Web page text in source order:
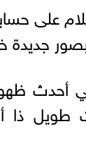
على
جديدة
أحدث
ذا